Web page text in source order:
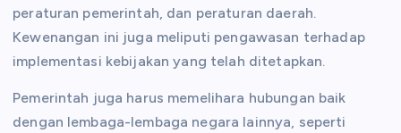
peraturan pemerintah, dan peraturan daerah.
Kewenangan ini juga meliputi pengawasan terhadap
implementasi kebijakan yang telah ditetapkan.
Pemerintah juga harus memelihara hubungan baik
dengan lembaga-lembaga negara lainnya, seperti